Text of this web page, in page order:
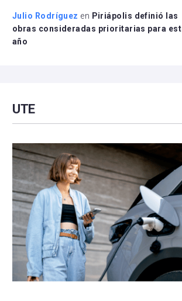
Julio Rodríguez en Piriápolis definió las
obras consideradas prioritarias para
año
UTE